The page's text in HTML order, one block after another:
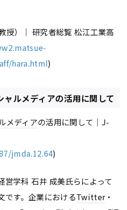
）｜ 研究者総覧 松江工業高
hara.html)
ルメディアの活用に関して
メディアの活用に関して｜J-
jmda.12.64)
営学科 石井 成美氏らによって
です。企業におけるTwitter・